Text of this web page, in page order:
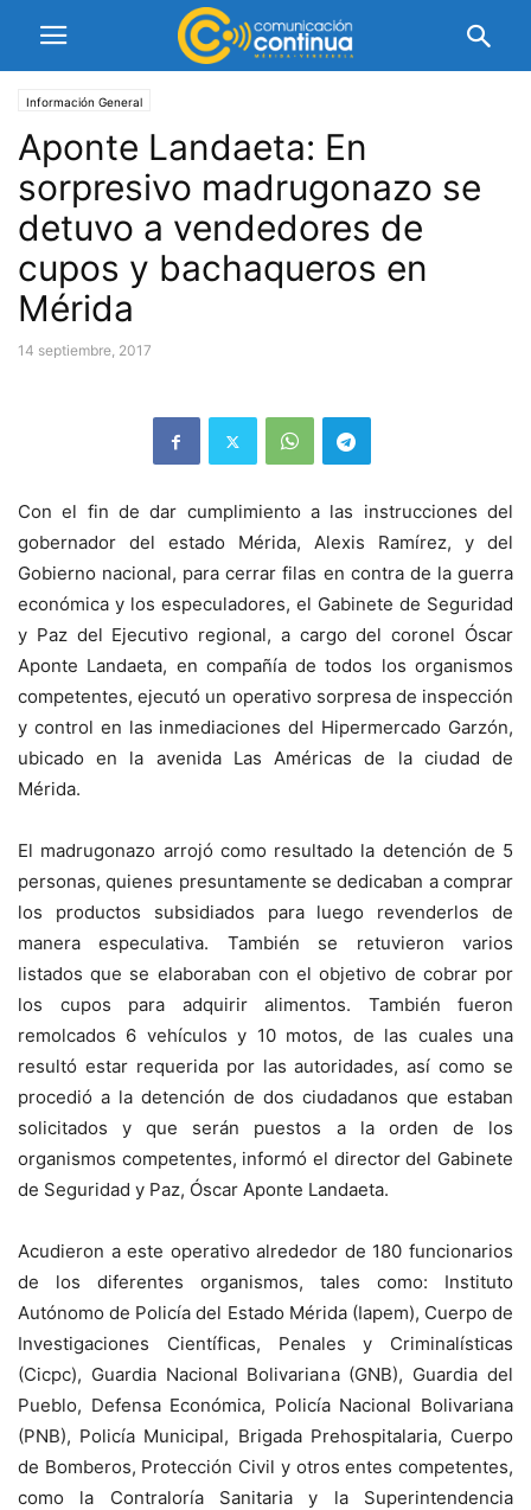
Información General
Aponte Landaeta: En
sorpresivo madrugonazo se
detuvo a vendedores de
cupos y bachaqueros en
Mérida
14 septiembre, 2017
Con el fin de dar cumplimiento a las instrucciones del
gobernador del estado Mérida, Alexis Ramírez, y del
Gobierno nacional, para cerrar filas en contra de la guerra
económica y los especuladores, el Gabinete de Seguridad
y Paz del Ejecutivo regional, a cargo del coronel Óscar
Aponte Landaeta, en compañía de todos los organismos
competentes, ejecutó un operativo sorpresa de inspección
y control en las inmediaciones del Hipermercado Garzón,
ubicado en la avenida Las Américas de la ciudad de
Mérida.
El madrugonazo arrojó como resultado la detención de 5
personas, quienes presuntamente se dedicaban a comprar
los productos subsidiados para luego revenderlos de
manera especulativa. También se retuvieron varios
listados que se elaboraban con el objetivo de cobrar por
los cupos para adquirir alimentos. También fueron
remolcados 6 vehículos y 10 motos, de las cuales una
resultó estar requerida por las autoridades, así como se
procedió a la detención de dos ciudadanos que estaban
solicitados y que serán puestos a la orden de los
organismos competentes, informó el director del Gabinete
de Seguridad y Paz, Óscar Aponte Landaeta.
Acudieron a este operativo alrededor de 180 funcionarios
de los diferentes organismos, tales como: Instituto
Autónomo de Policía del Estado Mérida (Iapem), Cuerpo de
Investigaciones Científicas, Penales y Criminalísticas
(Cicpc), Guardia Nacional Bolivariana (GNB), Guardia del
Pueblo, Defensa Económica, Policía Nacional Bolivariana
(PNB), Policía Municipal, Brigada Prehospitalaria, Cuerpo
de Bomberos, Protección Civil y otros entes competentes,
como la Contraloría Sanitaria y la Superintendencia